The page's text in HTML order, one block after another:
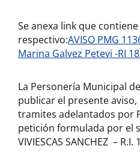
Se anexa link que
respectivo:AVISO PMG
Marina Galvez Petevi -RI
La Personería Municipal
publicar el presente
tramites adelantados por
petición formulada por el
VIVIESCAS SANCHEZ – R.I.